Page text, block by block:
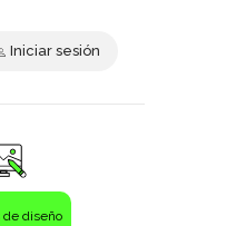
Iniciar sesión
de diseño